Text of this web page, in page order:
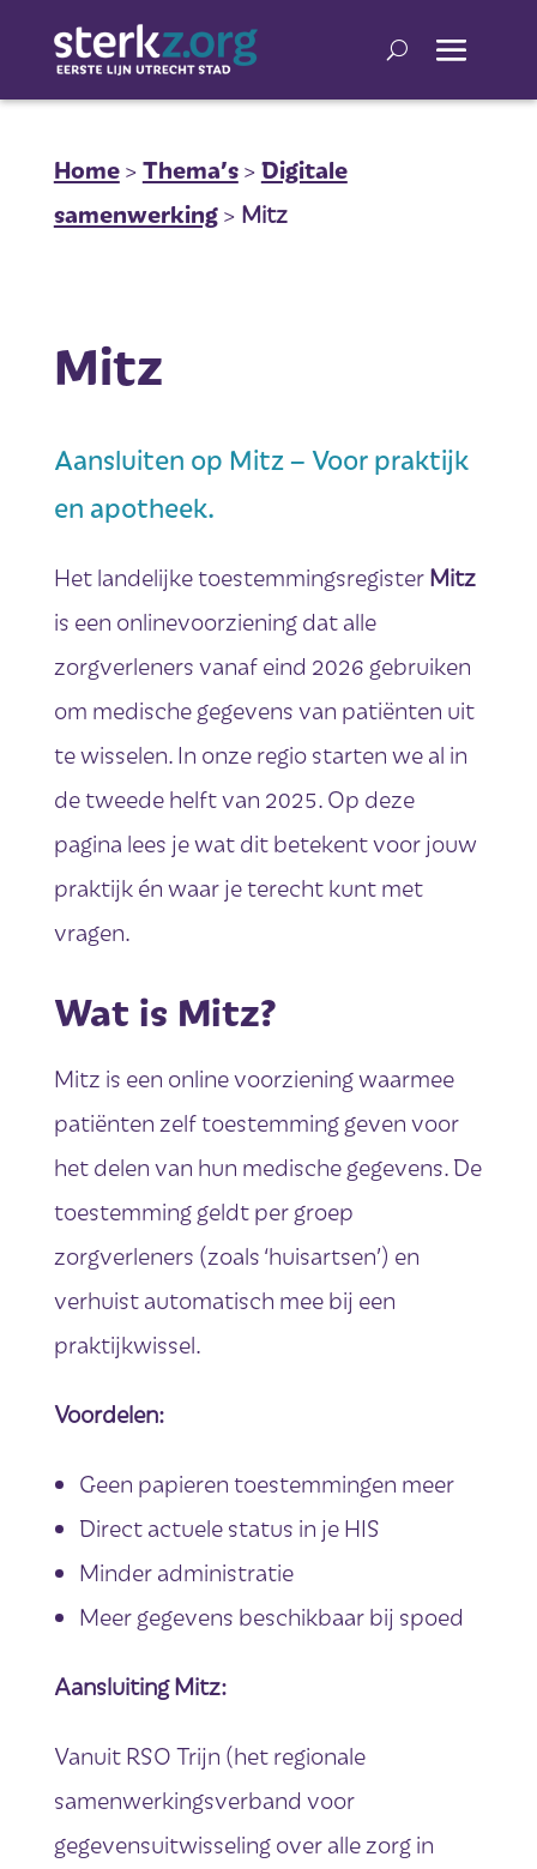
Home> Thema’s> Digitale
samenwerking> Mitz
Mitz
Aansluiten op Mitz – Voor praktijk
en apotheek.
Het landelijke toestemmingsregister Mitz
is een onlinevoorziening dat alle
zorgverleners vanaf eind 2026 gebruiken
om medische gegevens van patiënten uit
te wisselen. In onze regio starten we al in
de tweede helft van 2025. Op deze
pagina lees je wat dit betekent voor jouw
praktijk én waar je terecht kunt met
vragen.
Wat is Mitz?
Mitz is een online voorziening waarmee
patiënten zelf toestemming geven voor
het delen van hun medische gegevens. De
toestemming geldt per groep
zorgverleners (zoals ‘huisartsen’) en
verhuist automatisch mee bij een
praktijkwissel.
Voordelen:
Geen papieren toestemmingen meer
Direct actuele status in je HIS
Minder administratie
Meer gegevens beschikbaar bij spoed
Aansluiting Mitz:
Vanuit RSO Trijn (het regionale
samenwerkingsverband voor
gegevensuitwisseling over alle zorg in